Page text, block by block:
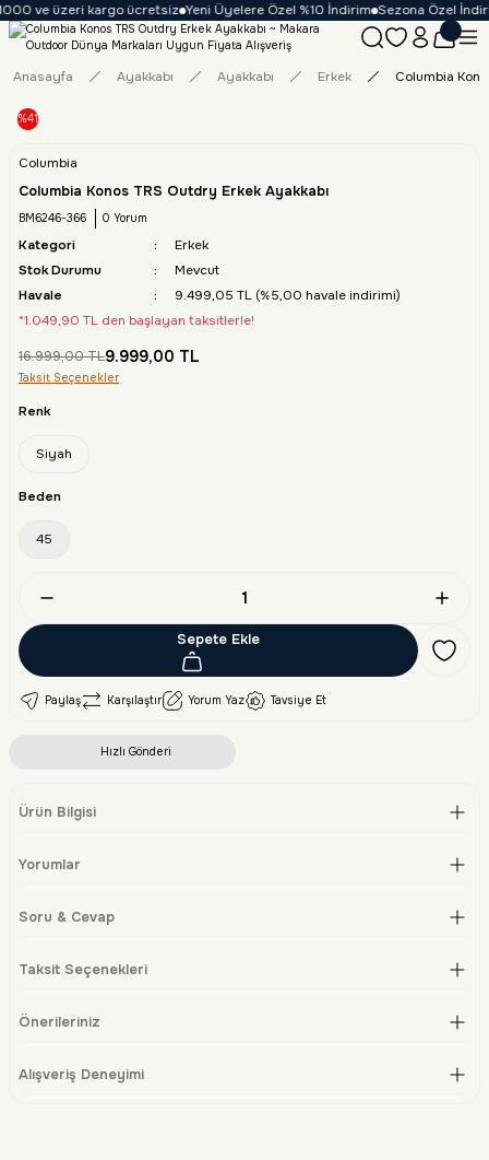
ve üzeri kargo ücretsiz Yeni Üyelere Özel %10 İndirim Sezona Özel
Anasayfa Ayakkabı Ayakkabı Erkek Columbia
%41
Columbia
Columbia Konos TRS Outdry Erkek Ayakkabı
BM6246-366 0 Yorum
Kategori
Erkek
Stok Durumu
Mevcut
Havale
9.499,05 TL (%5,00 havale indirimi)
*1.049,90 TL den başlayan taksitlerle!
16.999,00 TL9.999,00 TL
Taksit Seçenekler
Renk
Siyah
Beden
45
Sepete Ekle
Paylaş Karşılaştır Yorum Yaz Tavsiye Et
Hızlı Gönderi
Ürün Bilgisi
Yorumlar
Soru & Cevap
Taksit Seçenekleri
Önerileriniz
Alışveriş Deneyimi